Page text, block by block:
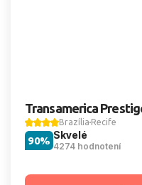
Transamerica
Brazília Recife
Skvelé
4274 hodnotení
90%